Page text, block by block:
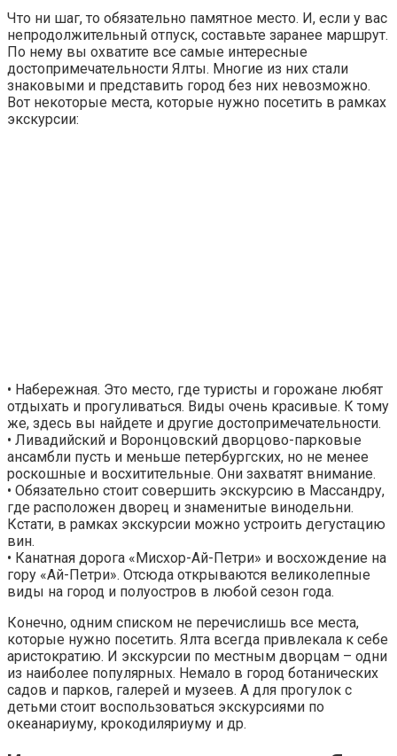
Что ни шаг, то обязательно памятное место. И, если у вас
непродолжительный отпуск, составьте заранее маршрут.
По нему вы охватите все самые интересные
достопримечательности Ялты. Многие из них стали
знаковыми и представить город без них невозможно.
Вот некоторые места, которые нужно посетить в рамках
экскурсии:
• Набережная. Это место, где туристы и горожане любят
отдыхать и прогуливаться. Виды очень красивые. К тому
же, здесь вы найдете и другие достопримечательности.
• Ливадийский и Воронцовский дворцово-парковые
ансамбли пусть и меньше петербургских, но не менее
роскошные и восхитительные. Они захватят внимание.
• Обязательно стоит совершить экскурсию в Массандру,
где расположен дворец и знаменитые винодельни.
Кстати, в рамках экскурсии можно устроить дегустацию
вин.
• Канатная дорога «Мисхор-Ай-Петри» и восхождение на
гору «Ай-Петри». Отсюда открываются великолепные
виды на город и полуостров в любой сезон года.
Конечно, одним списком не перечислишь все места,
которые нужно посетить. Ялта всегда привлекала к себе
аристократию. И экскурсии по местным дворцам – одни
из наиболее популярных. Немало в город ботанических
садов и парков, галерей и музеев. А для прогулок с
детьми стоит воспользоваться экскурсиями по
океанариуму, крокодиляриуму и др.